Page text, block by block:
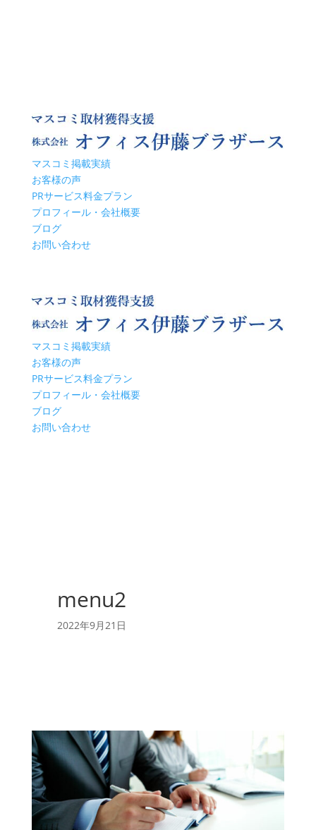
マスコミ掲載実績
お客様の声
PRサービス料金プラン
プロフィール・会社概要
ブログ
お問い合わせ
マスコミ掲載実績
お客様の声
PRサービス料金プラン
プロフィール・会社概要
ブログ
お問い合わせ
menu2
2022年9月21日